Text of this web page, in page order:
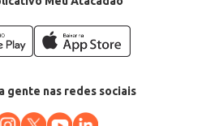
gente nas redes sociais